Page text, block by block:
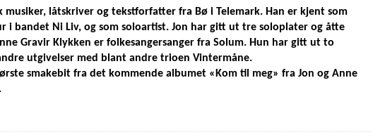
musiker, låtskriver og tekstforfatter fra Bø i Telemark. Han er kjent som
i bandet Ni Liv, og som soloartist. Jon har gitt ut tre soloplater og åtte
Gravir Klykken er folkesangersanger fra Solum. Hun har gitt ut to
utgivelser med blant andre trioen Vintermåne.
smakebit fra det kommende albumet «Kom til meg» fra Jon og Anne